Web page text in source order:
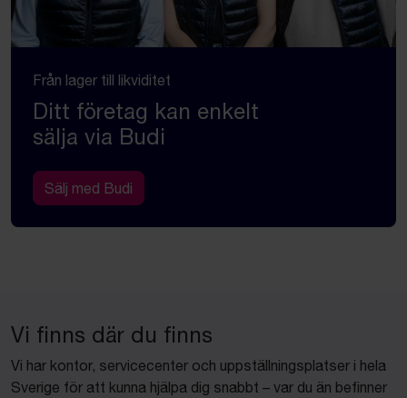
Från lager till likviditet
Ditt företag kan enkelt
sälja via Budi
Sälj med Budi
Vi finns där du finns
Vi har kontor, servicecenter och uppställningsplatser i hela
Sverige för att kunna hjälpa dig snabbt – var du än befinner